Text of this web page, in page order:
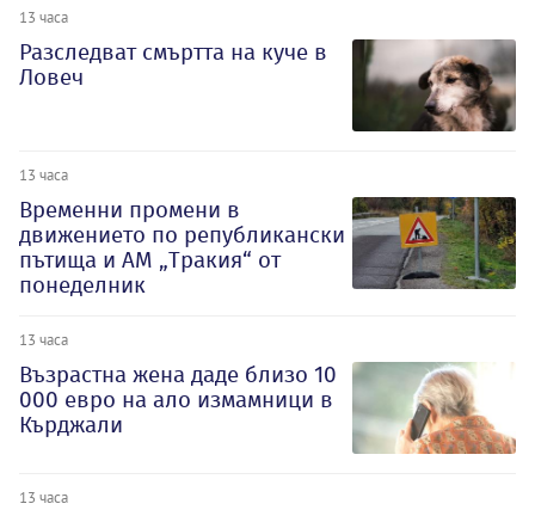
13 часа
Разследват смъртта на куче в
Ловеч
13 часа
Временни промени в
движението по републикански
пътища и АМ „Тракия“ от
понеделник
13 часа
Възрастна жена даде близо 10
000 евро на ало измамници в
Кърджали
13 часа